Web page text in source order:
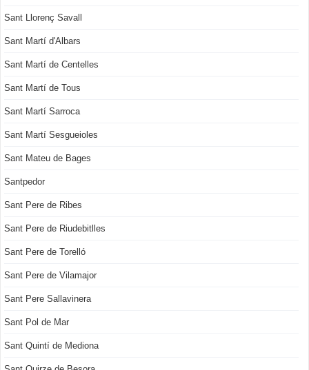
Sant Llorenç Savall
Sant Martí d'Albars
Sant Martí de Centelles
Sant Martí de Tous
Sant Martí Sarroca
Sant Martí Sesgueioles
Sant Mateu de Bages
Santpedor
Sant Pere de Ribes
Sant Pere de Riudebitlles
Sant Pere de Torelló
Sant Pere de Vilamajor
Sant Pere Sallavinera
Sant Pol de Mar
Sant Quintí de Mediona